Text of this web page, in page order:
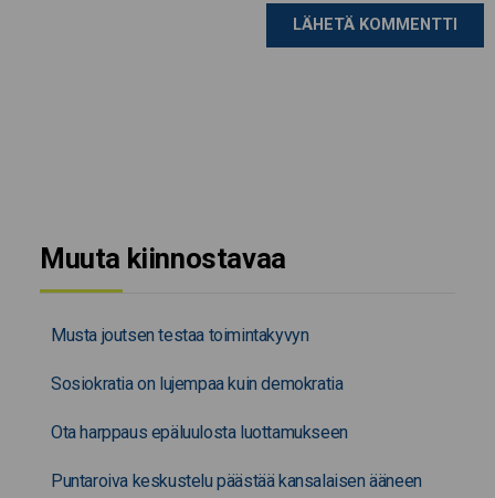
Muuta kiinnostavaa
Musta joutsen testaa toimintakyvyn
Sosiokratia on lujempaa kuin demokratia
Ota harppaus epäluulosta luottamukseen
Puntaroiva keskustelu päästää kansalaisen ääneen